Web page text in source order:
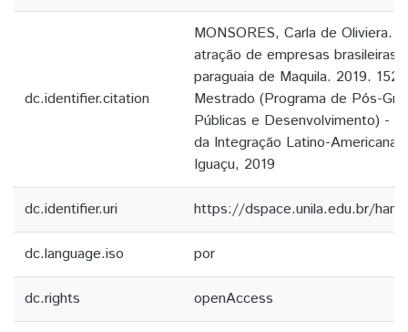
dc.identifier.citation
MONSORES, Carla de Oliviera.
atração de empresas brasileiras
paraguaia de Maquila. 2019.
Mestrado (Programa de Pós-
Públicas e Desenvolvimento) -
da Integração Latino-Americana
Iguaçu, 2019
dc.identifier.uri https://dspace.unila.edu.br/
dc.language.iso por
dc.rights openAccess